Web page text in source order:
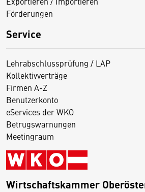
Förderungen
Service
Lehrabschlussprüfung / LAP
Kollektivverträge
Firmen A-Z
Benutzerkonto
eServices der WKO
Betrugswarnungen
Meetingraum
Wirtschaftskammer